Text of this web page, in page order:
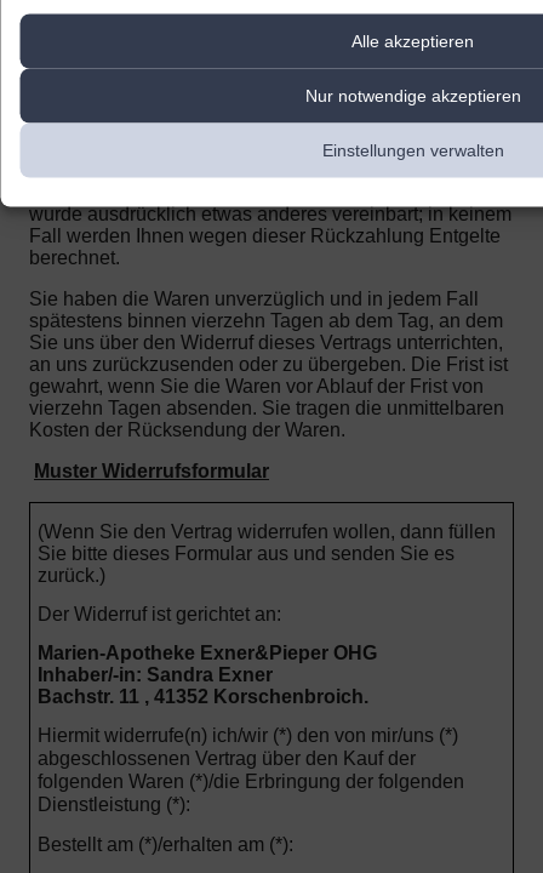
Alle akzeptieren
Nur notwendige akzeptieren
Einstellungen verwalten
zusätzlichen Kosten, die sich daraus ergeben, dass Sie
eine andere Art der Lieferung, als die von uns
Tagen ab dem Tag zurückzuzahlen, an dem die
Mitteilung über Ihren Widerruf dieses Vertrags bei uns
eingegangen ist. Für diese Rückzahlung verwenden wir
wurde ausdrücklich etwas anderes vereinbart; in keinem
Fall werden Ihnen wegen dieser Rückzahlung Entgelte
berechnet.
Sie haben die Waren unverzüglich und in jedem Fall
spätestens binnen vierzehn Tagen ab dem Tag, an dem
Sie uns über den Widerruf dieses Vertrags unterrichten,
an uns zurückzusenden oder zu übergeben. Die Frist ist
gewahrt, wenn Sie die Waren vor Ablauf der Frist von
vierzehn Tagen absenden. Sie tragen die unmittelbaren
Kosten der Rücksendung der Waren.
Muster Widerrufsformular
(Wenn Sie den Vertrag widerrufen wollen, dann füllen
Sie bitte dieses Formular aus und senden Sie es
zurück.)
Der Widerruf ist gerichtet an:
Marien-Apotheke Exner&Pieper OHG
Inhaber/-in: Sandra Exner
Bachstr. 11 , 41352 Korschenbroich.
Hiermit widerrufe(n) ich/wir (*) den von mir/uns (*)
abgeschlossenen Vertrag über den Kauf der
folgenden Waren (*)/die Erbringung der folgenden
Dienstleistung (*):
Bestellt am (*)/erhalten am (*):